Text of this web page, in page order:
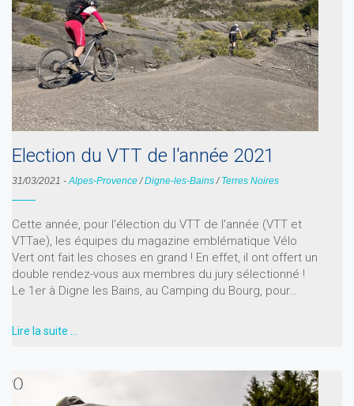
Election du VTT de l'année 2021
31/03/2021 - Alpes-Provence /Digne-les-Bains / Terres Noires
Cette année, pour l'élection du VTT de l'année (VTT et
VTTae), les équipes du magazine emblématique Vélo
Vert ont fait les choses en grand ! En effet, il ont offert un
double rendez-vous aux membres du jury sélectionné !
Le 1er à Digne les Bains, au Camping du Bourg, pour…
Lire la suite …